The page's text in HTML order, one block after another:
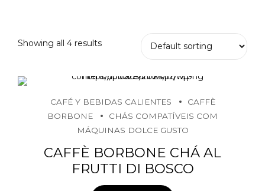
Showing all 4 results
CAFÉ Y BEBIDAS CALIENTES
CAFFÈ
BORBONE
CHÁS COMPATÍVEIS COM
MÁQUINAS DOLCE GUSTO
CAFFÈ BORBONE CHÁ AL
FRUTTI DI BOSCO